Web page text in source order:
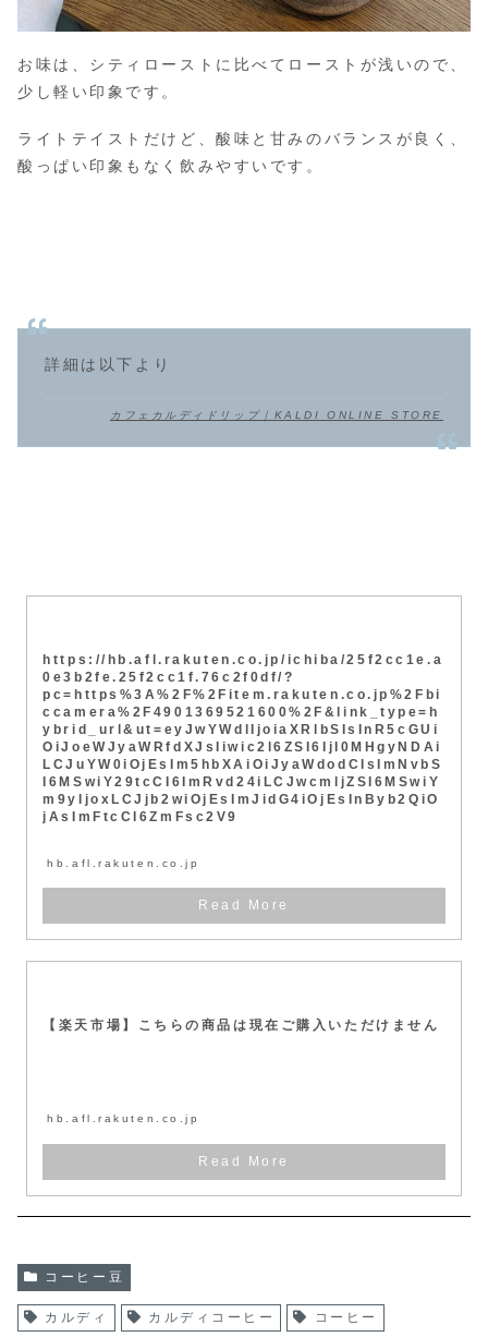
お味は、シティローストに比べてローストが浅いので、
少し軽い印象です。
ライトテイストだけど、酸味と甘みのバランスが良く、
酸っぱい印象もなく飲みやすいです。
詳細は以下より
カフェカルディドリップ｜KALDI ONLINE STORE
https://hb.afl.rakuten.co.jp/ichiba/25f2cc1e.a
0e3b2fe.25f2cc1f.76c2f0df/?
pc=https%3A%2F%2Fitem.rakuten.co.jp%2Fbi
ccamera%2F4901369521600%2F&link_type=h
ybrid_url&ut=eyJwYWdlIjoiaXRlbSIsInR5cGUi
OiJoeWJyaWRfdXJsIiwic2l6ZSI6IjI0MHgyNDAi
LCJuYW0iOjEsIm5hbXAiOiJyaWdodCIsImNvbS
I6MSwiY29tcCI6ImRvd24iLCJwcmljZSI6MSwiY
m9yIjoxLCJjb2wiOjEsImJidG4iOjEsInByb2QiO
jAsImFtcCI6ZmFsc2V9
hb.afl.rakuten.co.jp
【楽天市場】こちらの商品は現在ご購入いただけません
hb.afl.rakuten.co.jp
コーヒー豆
カルディ カルディコーヒー コーヒー